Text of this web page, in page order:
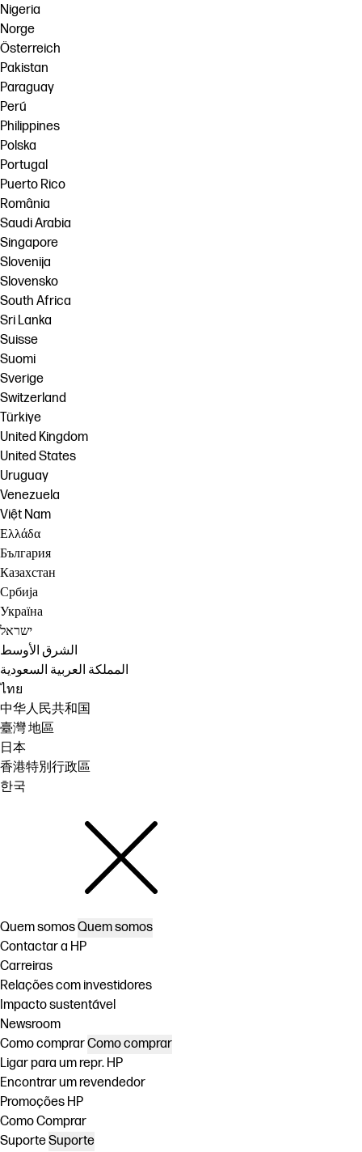
Nigeria
Norge
Österreich
Pakistan
Paraguay
Perú
Philippines
Polska
Portugal
Puerto Rico
România
Saudi Arabia
Singapore
Slovenija
Slovensko
South Africa
Sri Lanka
Suisse
Suomi
Sverige
Switzerland
Türkiye
United Kingdom
United States
Uruguay
Venezuela
Việt Nam
Ελλάδα
България
Казахстан
Србија
Україна
ישראל
الشرق الأوسط
المملكة العربية السعودية
ไทย
中华人民共和国
臺灣 地區
日本
香港特別行政區
한국
Quem somosQuem somos
Contactar a HP
Carreiras
Relações com investidores
Impacto sustentável
Newsroom
Como comprarComo comprar
Ligar para um repr. HP
Encontrar um revendedor
Promoções HP
Como Comprar
SuporteSuporte